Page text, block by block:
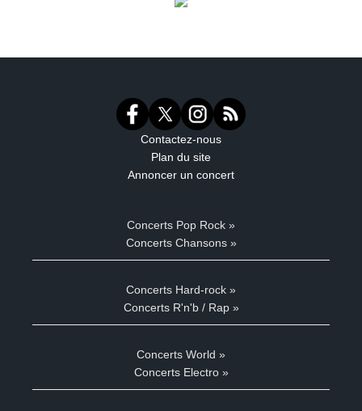
Contactez-nous
Plan du site
Annoncer un concert
Concerts Pop Rock »
Concerts Chansons »
Concerts Hard-rock »
Concerts R'n'b / Rap »
Concerts World »
Concerts Electro »